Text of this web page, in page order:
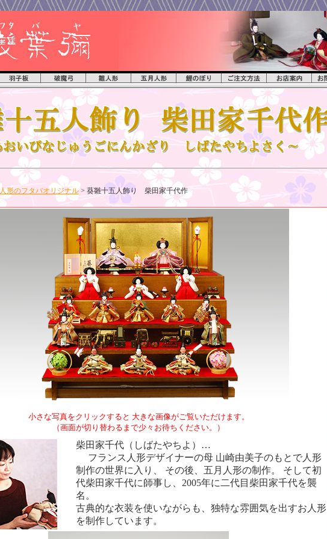
人形のフタバオリジナル> 葵雛十五人飾り 柴田家千代作
小さな写真をクリックすると 大きな画像がご覧いただけます。
（画面が切り替わるまで少々お待ちください。）
柴田家千代（しばたやちよ）…
フランス人形デザイナーの母 山崎由美子のもとで人形
制作の世界に入り、 その後、五月人形の制作。 そして初
代柴田家千代に師事し、2005年に二代目柴田家千代を襲
名。
古典的な衣装を使いながらも、独特な雰囲気を出すお人形
を制作しています。